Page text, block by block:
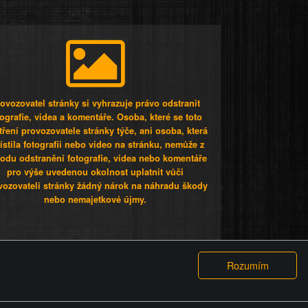
stránky si vyhrazuje právo odstranit
videa a komentáře. Osoba, které se toto
provozovatele stránky týče, ani osoba, která
fotografii nebo video na stránku, nemůže z
odstranění fotografie, videa nebo komentáře
pro výše uvedenou okolnost uplatnit vůči
stránky žádný nárok na náhradu škody
nebo nemajetkové újmy.
GDPR COOKIES